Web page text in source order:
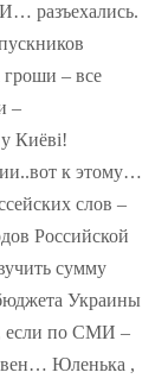
разъехались.
– все
–
Киёві!
к этому…
слов –
Российской
сумму
Украины
если по СМИ –
Юленька ,